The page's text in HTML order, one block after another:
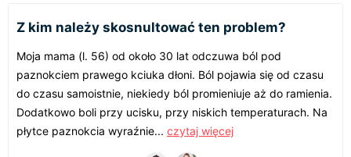
Z kim należy skosnultować ten problem?
Moja mama (l. 56) od około 30 lat odczuwa ból pod
paznokciem prawego kciuka dłoni. Ból pojawia się od czasu
do czasu samoistnie, niekiedy ból promieniuje aż do ramienia.
Dodatkowo boli przy ucisku, przy niskich temperaturach. Na
płytce paznokcia wyraźnie... czytaj więcej